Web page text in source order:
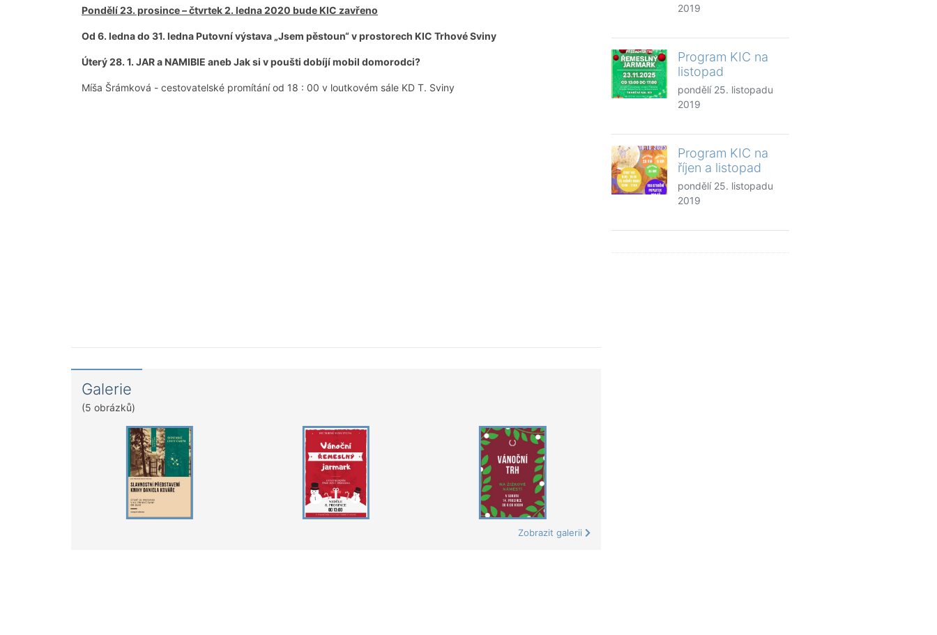
Pondělí 23. prosince – čtvrtek 2. ledna 2020 bude KIC zavřeno
Od 6. ledna do 31. ledna Putovní výstava „Jsem pěstoun“ v prostorech KIC Trhové Sviny
Úterý 28. 1. JAR a NAMIBIE aneb Jak si v poušti dobíjí mobil domorodci?
Míša Šrámková - cestovatelské promítání od 18 : 00 v loutkovém sále KD T. Sviny
Galerie
(5 obrázků)
Zobrazit galerii
2019
Program KIC na
listopad
pondělí 25. listopadu
2019
Program KIC na
říjen a listopad
pondělí 25. listopadu
2019